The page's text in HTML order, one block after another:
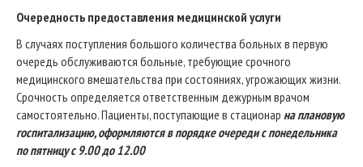
Очередность предоставления медицинской услуги
В случаях поступления большого количества больных в первую
очередь обслуживаются больные, требующие срочного
медицинского вмешательства при состояниях, угрожающих жизни.
Срочность определяется ответственным дежурным врачом
самостоятельно. Пациенты, поступающие в стационар на плановую
госпитализацию, оформляются в порядке очереди с понедельника
по пятницу с 9.00 до 12.00